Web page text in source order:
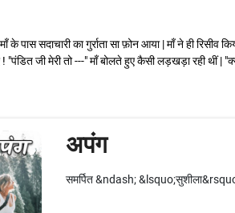
के पास सदाचारी का गुर्राता सा फ़ोन आया | माँ ने ही रिसीव
! "पंडित जी मेरी तो ---" माँ बोलते हुए कैसी लड़खड़ा रही थीं
अपंग
समर्पित &ndash;